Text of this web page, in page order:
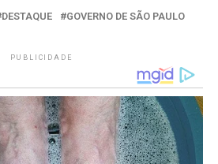
DESTAQUE
GOVERNO DE SÃO PAULO
PUBLICIDADE